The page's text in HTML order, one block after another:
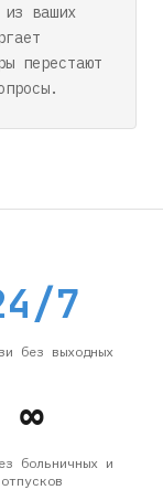
из ваших
перестают
7
без выходных
∞
больничных и
отпусков